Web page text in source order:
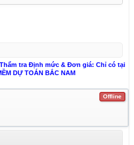
tra Định mức & Đơn giá: Chỉ có tại
DỰ TOÁN BẮC NAM
Offline